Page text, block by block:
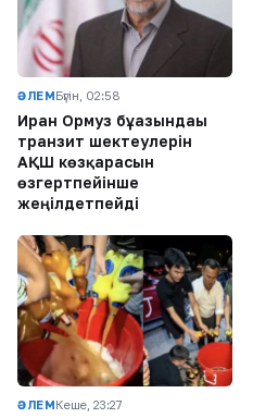
ӘЛЕМБүгін, 02:58
Иран Ормуз бұғазындағы
транзит шектеулерін
АҚШ көзқарасын
өзгертпейінше
жеңілдетпейді
ӘЛЕМКеше, 23:27